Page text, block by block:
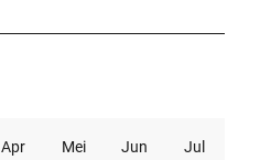
Apr Mei Jun Jul